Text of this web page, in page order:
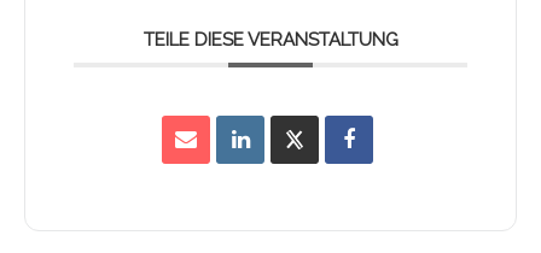
TEILE DIESE VERANSTALTUNG